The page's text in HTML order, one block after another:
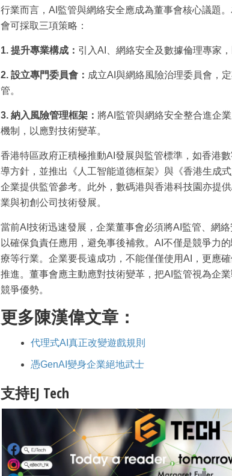
行業而言，AI監管與網絡安全應成為董事會核心議題
會可採取三項策略：
1. 提升專業構成： 引入AI、網絡安全及數據倫理專家
2. 設立專門委員會： 成立AI與網絡風險治理委員會，
管。
3. 納入風險管理框架： 將AI監管與網絡安全整合進企
機制，以應對技術變革。
香港特區政府正積極推動AI發展與監管標準，如香港
導方針，並推出《人工智能道德框架》與《香港生成
企業提供監管參考。此外，數碼港與香港科技園亦提
業與初創公司技術發展。
當前AI技術迅速發展，企業董事會必須將AI監管、網
以確保負責任應用，避免事後補救。AI不僅是競爭力
療等行業。企業要長遠成功，不能僅僅使用AI，更應
推進。董事會應主動應對技術變革，把AI監管視為企
競爭優勢。
更多陳漢偉文章：
代理式AI真正改變遊戲規則
憑GenAI變身企業絕地武士
支持EJ Tech